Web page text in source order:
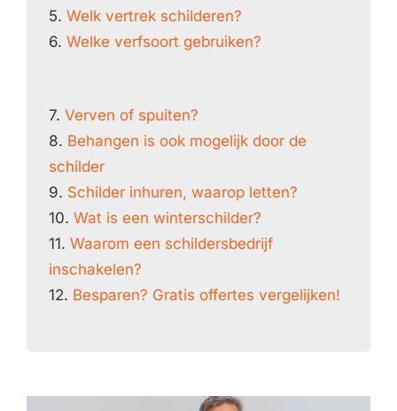
5. Welk vertrek schilderen?
6. Welke verfsoort gebruiken?
7. Verven of spuiten?
8. Behangen is ook mogelijk door de
schilder
9. Schilder inhuren, waarop letten?
10. Wat is een winterschilder?
11. Waarom een schildersbedrijf
inschakelen?
12. Besparen? Gratis offertes vergelijken!